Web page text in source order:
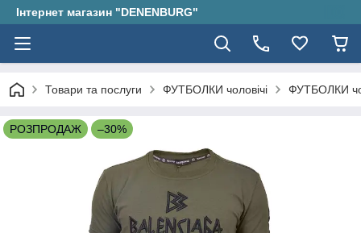
Інтернет магазин "DENENBURG"
Товари та послуги ФУТБОЛКИ чоловічі ФУТБОЛКИ
РОЗПРОДАЖ –30%